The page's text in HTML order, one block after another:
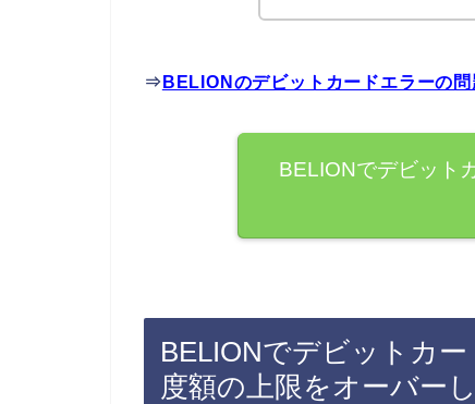
⇒ BELIONのデビットカードエラーの
BELIONでデビット
BELIONでデビットカ
度額の上限をオーバー